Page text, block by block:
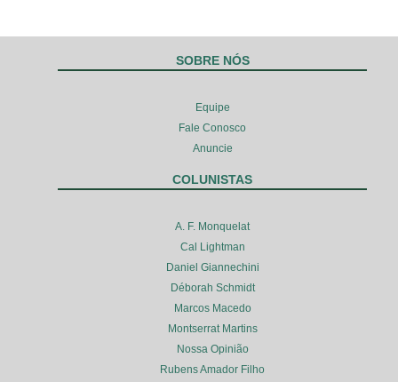
SOBRE NÓS
Equipe
Fale Conosco
Anuncie
COLUNISTAS
A. F. Monquelat
Cal Lightman
Daniel Giannechini
Déborah Schmidt
Marcos Macedo
Montserrat Martins
Nossa Opinião
Rubens Amador Filho